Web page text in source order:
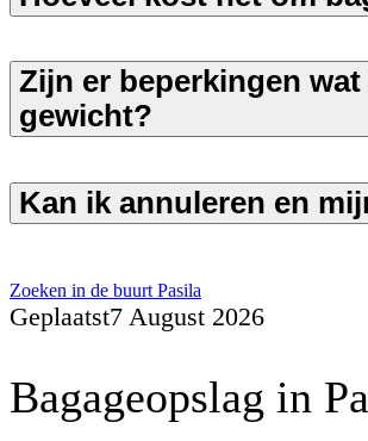
Zijn er beperkingen
gewicht?
Kan ik annuleren en
Zoeken in de buurt Pasila
Geplaatst7 August 2026
Bagageopslag in